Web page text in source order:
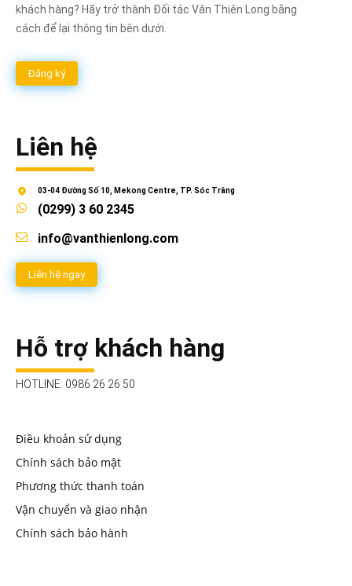
khách hàng? Hãy trở thành Đối tác Vân Thiên Long bằng
cách để lại thông tin bên dưới.
Đăng ký
Liên hệ
03-04 Đường Số 10, Mekong Centre, TP. Sóc Trăng
(0299) 3 60 2345
info@vanthienlong.com
Liên hệ ngay
Hỗ trợ khách hàng
HOTLINE: 0986 26 26 50
Điều khoản sử dụng
Chính sách bảo mật
Phương thức thanh toán
Vận chuyển và giao nhận
Chính sách bảo hành